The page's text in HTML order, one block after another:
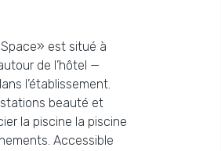
est situé à
de l’hôtel —
l’établissement.
beauté et
la piscine la piscine
Accessible